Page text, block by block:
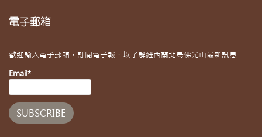
電子郵箱
歡迎輸入電子郵箱，訂閱電子報，以了解紐西蘭北島佛光山最新訊息
Email*